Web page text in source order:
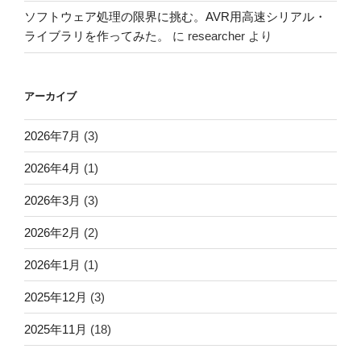
ソフトウェア処理の限界に挑む。AVR用高速シリアル・
ライブラリを作ってみた。
に researcher より
アーカイブ
2026年7月 (3)
2026年4月 (1)
2026年3月 (3)
2026年2月 (2)
2026年1月 (1)
2025年12月 (3)
2025年11月 (18)